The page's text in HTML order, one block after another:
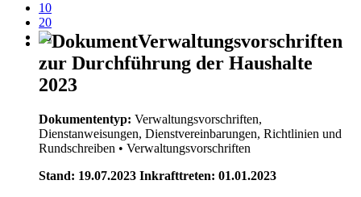
10
20
50
Verwaltungsvorschriften
zur Durchführung der Haushalte
2023
Dokumententyp: Verwaltungsvorschriften,
Dienstanweisungen, Dienstvereinbarungen, Richtlinien und
Rundschreiben • Verwaltungsvorschriften
Stand: 19.07.2023 Inkrafttreten: 01.01.2023